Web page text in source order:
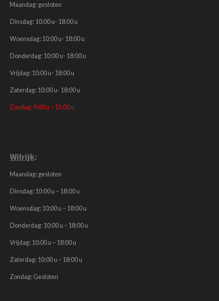
Maandag: gesloten
Dinsdag: 10:00 u- 18:00 u
Woensdag: 10:00 u- 18:00 u
Donderdag: 10:00 u- 18:00 u
Vrijdag: 10:00 u- 18:00 u
Zaterdag: 10:00 u- 18:00 u
Zondag: 9:00 u – 15:00 u
Wilrijk:
Maandag: gesloten
Dinsdag: 10:00 u – 18:00 u
Woensdag: 10:00 u – 18:00 u
Donderdag: 10:00 u – 18:00 u
Vrijdag: 10:00 u – 18:00 u
Zaterdag: 10:00 u – 18:00 u
Zondag: Gesloten